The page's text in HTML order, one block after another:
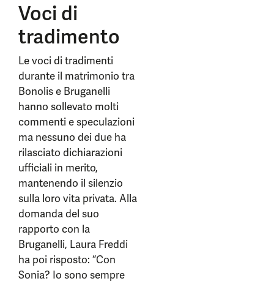
Voci di
tradimento
Le voci di tradimenti
durante il matrimonio tra
Bonolis e Bruganelli
hanno sollevato molti
commenti e speculazioni
ma nessuno dei due ha
rilasciato dichiarazioni
ufficiali in merito,
mantenendo il silenzio
sulla loro vita privata. Alla
domanda del suo
rapporto con la
Bruganelli, Laura Freddi
ha poi risposto: “Con
Sonia? Io sono sempre